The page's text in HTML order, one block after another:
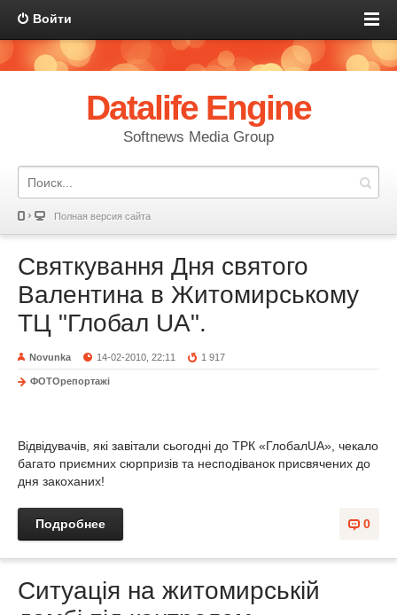
Войти
Datalife Engine
Softnews Media Group
Полная версия сайта
Святкування Дня святого
Валентина в Житомирському
ТЦ "Глобал UA".
Novunka 14-02-2010, 22:11 1 917
ФОТОрепортажі
Відвідувачів, які завітали сьогодні до ТРК «ГлобалUA», чекало
багато приємних сюрпризів та несподіванок присвячених до
дня закоханих!
0
Подробнее
Ситуація на житомирській